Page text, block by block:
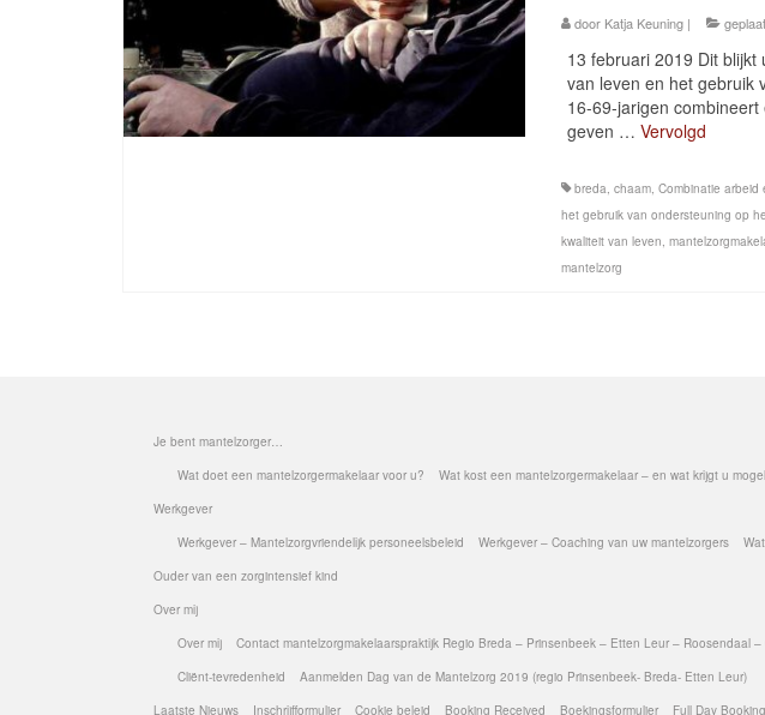
door Katja Keuning|
13 februari 2019 Dit
van leven en het gebruik
16-69-jarigen
geven … Vervolgd
breda, chaam, Combinatie arbeid
het gebruik van ondersteuning op
kwaliteit van leven,
mantelzorg
Je bent mantelzorger…
Wat doet een mantelzorgermakelaar voor u?
Wat kost een mantelzorgermakelaar – en wat krijgt u
Werkgever
Werkgever – Mantelzorgvriendelijk personeelsbeleid
Werkgever – Coaching van uw mantelzorgers
Ouder van een zorgintensief kind
Over mij
Over mij
Contact mantelzorgmakelaarspraktijk Regio Breda – Prinsenbeek – Etten Leur – Roosendaal
Cliënt-tevredenheid
Aanmelden Dag van de Mantelzorg 2019 (regio Prinsenbeek- Breda- Etten Leur)
Laatste Nieuws
Inschrijfformulier Cookie beleid Booking Received Boekingsformulier Full Day Booking